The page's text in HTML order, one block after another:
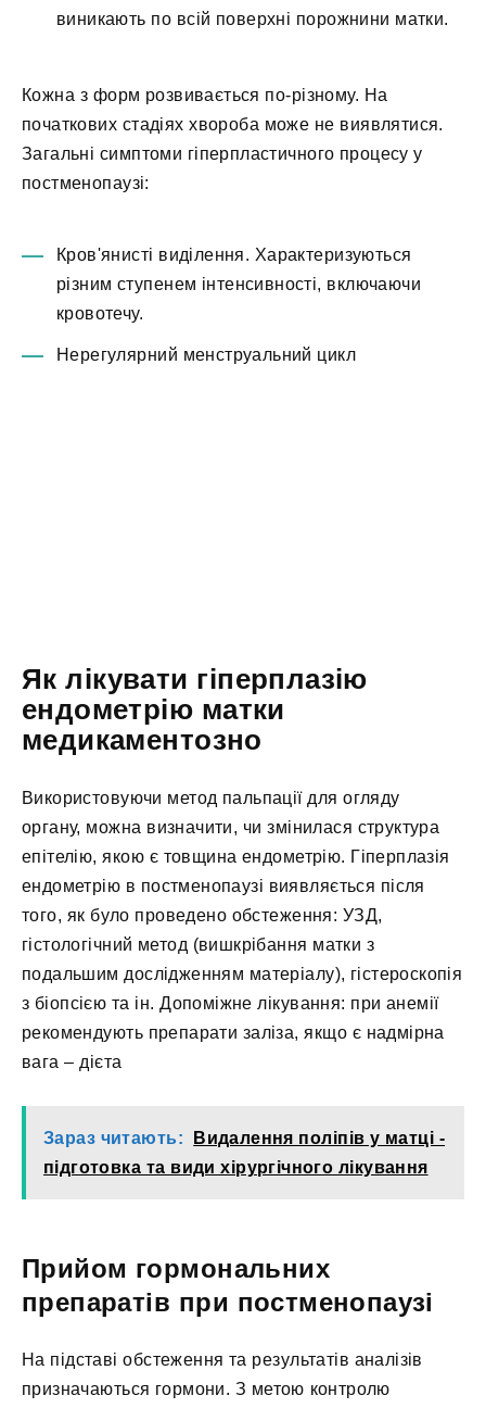
виникають по всій поверхні порожнини матки.
Кожна з форм розвивається по-різному. На
початкових стадіях хвороба може не виявлятися.
Загальні симптоми гіперпластичного процесу у
постменопаузі:
Кров'янисті виділення. Характеризуються
різним ступенем інтенсивності, включаючи
кровотечу.
Нерегулярний менструальний цикл
Як лікувати гіперплазію
ендометрію матки
медикаментозно
Використовуючи метод пальпації для огляду
органу, можна визначити, чи змінилася структура
епітелію, якою є товщина ендометрію. Гіперплазія
ендометрію в постменопаузі виявляється після
того, як було проведено обстеження: УЗД,
гістологічний метод (вишкрібання матки з
подальшим дослідженням матеріалу), гістероскопія
з біопсією та ін. Допоміжне лікування: при анемії
рекомендують препарати заліза, якщо є надмірна
вага – дієта
Зараз читають:
Видалення поліпів у матці -
підготовка та види хірургічного лікування
Прийом гормональних
препаратів при постменопаузі
На підставі обстеження та результатів аналізів
призначаються гормони. З метою контролю